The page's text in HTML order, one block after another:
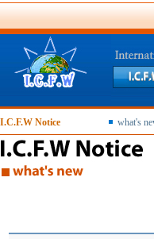
I.C.F.W Notice what's